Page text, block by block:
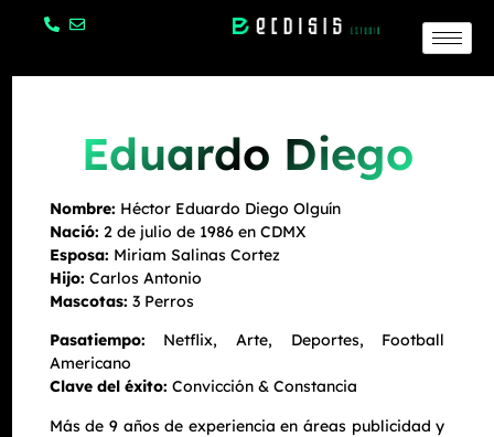
Eduardo Diego
Nombre: Héctor Eduardo Diego Olguín
Nació: 2 de julio de 1986 en CDMX
Esposa: Miriam Salinas Cortez
Hijo: Carlos Antonio
Mascotas: 3 Perros
Pasatiempo: Netflix, Arte, Deportes, Football
Americano
Clave del éxito: Convicción & Constancia
Más de 9 años de experiencia en áreas publicidad y